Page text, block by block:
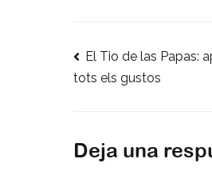
Navegación
El Tio de las Papas:
tots els gustos
Deja una